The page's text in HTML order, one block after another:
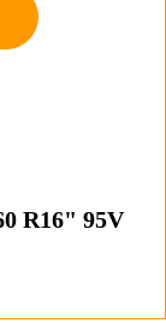
R16" 95V